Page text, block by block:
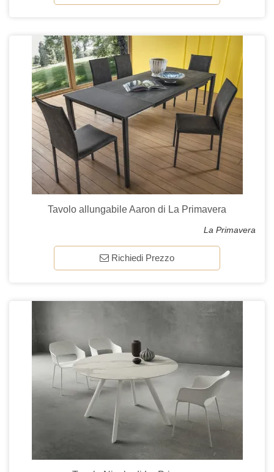
Tavolo allungabile Aaron di La Primavera
La Primavera
Richiedi Prezzo